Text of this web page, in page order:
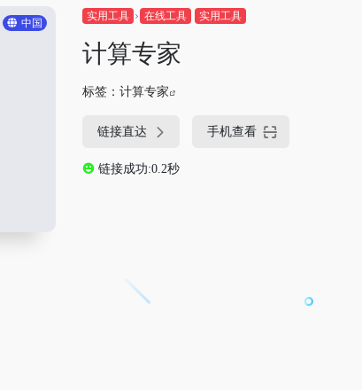
中国
实用工具 在线工具 实用工具
计算专家
标签： 计算专家
链接直达 手机查看
链接成功:0.2秒